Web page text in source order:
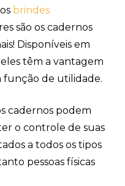
brindes
são os cadernos
Disponíveis em
têm a vantagem
função de utilidade.
cadernos podem
o controle de suas
a todos os tipos
pessoas físicas